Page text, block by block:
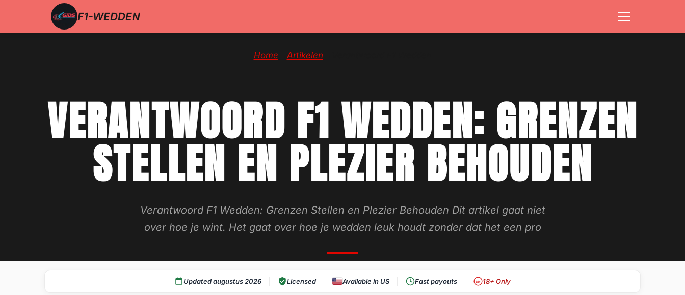
F1-WEDDEN
Home Artikelen
VERANTWOORD F1 WEDDEN: GRENZEN
STELLEN EN PLEZIER BEHOUDEN
Verantwoord F1 Wedden: Grenzen Stellen en Plezier Behouden Dit artikel gaat niet
over hoe je wint. Het gaat over hoe je wedden leuk houdt zonder dat het een pro
Updated augustus 2026 Licensed Available in US Fast payouts 18+ 18+ Only